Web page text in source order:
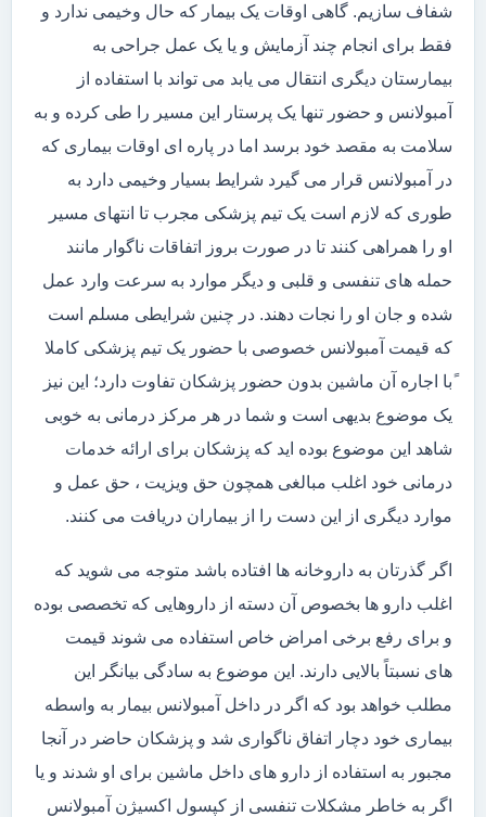
شفاف سازیم. گاهی اوقات یک بیمار که حال وخیمی ندارد و
فقط برای انجام چند آزمایش و یا یک عمل جراحی به
بیمارستان دیگری انتقال می یابد می تواند با استفاده از
آمبولانس و حضور تنها یک پرستار این مسیر را طی کرده و به
سلامت به مقصد خود برسد اما در پاره ای اوقات بیماری که
در آمبولانس قرار می گیرد شرایط بسیار وخیمی دارد به
طوری که لازم است یک تیم پزشکی مجرب تا انتهای مسیر
او را همراهی کنند تا در صورت بروز اتفاقات ناگوار مانند
حمله های تنفسی و قلبی و دیگر موارد به سرعت وارد عمل
شده و جان او را نجات دهند. در چنین شرایطی مسلم است
که قیمت آمبولانس خصوصی با حضور یک تیم پزشکی کاملا
ًبا اجاره آن ماشین بدون حضور پزشکان تفاوت دارد؛ این نیز
یک موضوع بدیهی است و شما در هر مرکز درمانی به خوبی
شاهد این موضوع بوده اید که پزشکان برای ارائه خدمات
درمانی خود اغلب مبالغی همچون حق ویزیت ، حق عمل و
موارد دیگری از این دست را از بیماران دریافت می کنند.
اگر گذرتان به داروخانه ها افتاده باشد متوجه می شوید که
اغلب دارو ها بخصوص آن دسته از داروهایی که تخصصی بوده
و برای رفع برخی امراض خاص استفاده می شوند قیمت
های نسبتاً بالایی دارند. این موضوع به سادگی بیانگر این
مطلب خواهد بود که اگر در داخل آمبولانس بیمار به واسطه
بیماری خود دچار اتفاق ناگواری شد و پزشکان حاضر در آنجا
مجبور به استفاده از دارو های داخل ماشین برای او شدند و یا
اگر به خاطر مشکلات تنفسی از کپسول اکسیژن آمبولانس